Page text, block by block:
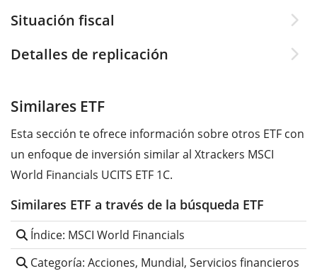
Situación fiscal
Detalles de replicación
Similares ETF
Esta sección te ofrece información sobre otros ETF con
un enfoque de inversión similar al Xtrackers MSCI
World Financials UCITS ETF 1C.
Similares ETF a través de la búsqueda ETF
Índice: MSCI World Financials
Categoría: Acciones, Mundial, Servicios financieros